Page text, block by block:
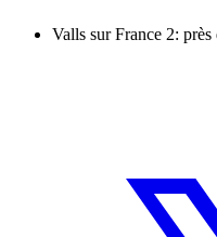
Valls sur France 2: